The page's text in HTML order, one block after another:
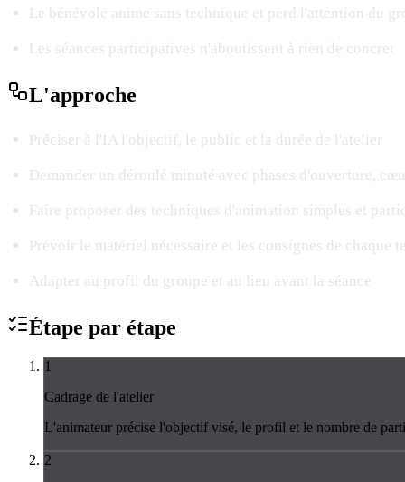
Le bénévole anime sans technique et perd l'attention du
Les séances participatives n'aboutissent à rien de concret
L'approche
Préciser à l'IA l'objectif, le public et la durée de l'atelier
Demander un déroulé minuté avec phases d'ouverture,
Faire proposer des techniques d'animation simples et
Prévoir le matériel nécessaire et les consignes de chaque
Adapter au profil du groupe et au lieu avant la séance
Étape par étape
1
Cadrage de l'atelier
L'animateur précise l'objectif visé, le profil et le nombre de
2